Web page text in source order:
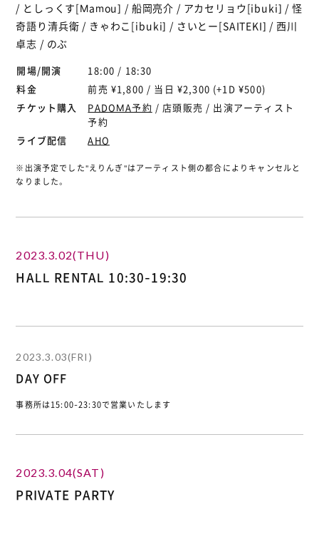
/ としっくす[Mamou] / 船岡亮介 / アカセリョウ[ibuki] / 怪
奇語り清兵衛 / きゃわこ[ibuki] / さいとー[SAITEKI] / 西川
卓志 / のぶ
開場/開演
18:00 / 18:30
料金
前売 ¥1,800 / 当日 ¥2,300 (+1D ¥500)
チケット購入
PADOMA予約 / 店頭販売 / 出演アーティスト
予約
ライブ配信
AHO
※出演予定でした"えりんぎ"はアーティスト側の都合によりキャンセルと
なりました。
2023.3.02(THU)
HALL RENTAL 10:30-19:30
2023.3.03(FRI)
DAY OFF
事務所は15:00-23:30で営業いたします
2023.3.04(SAT)
PRIVATE PARTY